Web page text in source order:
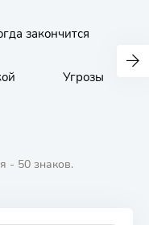
закончится
Угрозы
- 50 знаков.